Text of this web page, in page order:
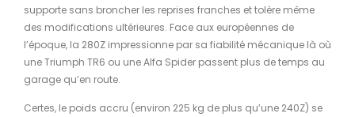
supporte sans broncher les reprises franches et tolère même
des modifications ultérieures. Face aux européennes de
l’époque, la 280Z impressionne par sa fiabilité mécanique là où
une Triumph TR6 ou une Alfa Spider passent plus de temps au
garage qu’en route.
Certes, le poids accru (environ 225 kg de plus qu’une 240Z) se